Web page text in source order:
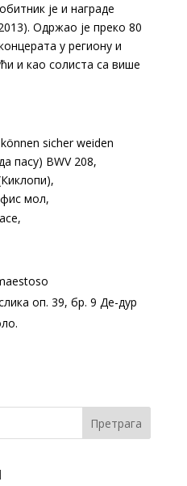
је и награде
Одржао је преко 80
у региону и
и као солиста са више
sicher weiden
пасу) BWV 208,
мол,
оп. 39, бр. 9 Де-дур
Претрага